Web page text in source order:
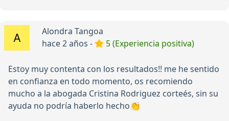
Alondra Tangoa
hace 2 años -
5 (Experiencia positiva)
Estoy muy contenta con los resultados!! me he sentido
en confianza en todo momento, os recomiendo
mucho a la abogada Cristina Rodriguez corteés, sin su
ayuda no podría haberlo hecho👏